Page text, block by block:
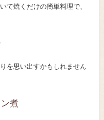
て焼くだけの簡単料理で、
を思い出すかもしれません
煮